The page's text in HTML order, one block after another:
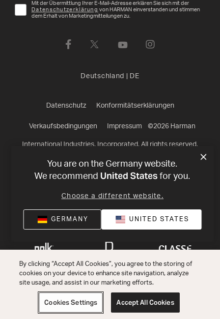
Mit der Übermittlung Ihrer E-Mail-Adresse erklären Sie sich mit der
Datenschutzerklärung von HARMAN einverstanden und stimmen
dem Erhalt von Marketingmitteilungen zu.
Deutschland DE
Datenschutz Konformitätserklärungen
Verkaufsbedingungen Impressum ©2026Harman
International Industries, Incorporated. All rights reserved.
You are on the Germany website.
We recommend United States for you.
Choose a different website.
GERMANY UNITED STATES
By clicking “Accept All Cookies”, you agree to the storing of
cookies on your device to enhance site navigation, analyze
site usage, and assist in our marketing efforts.
Cookies Settings Accept All Cookies